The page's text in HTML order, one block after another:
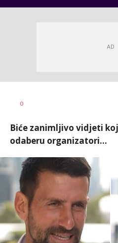
0
Biće zanimljivo vidjeti
odaberu organizatori...